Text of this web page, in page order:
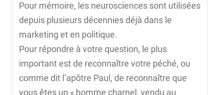
Pour mémoire, les neurosciences sont utilisées
depuis plusieurs décennies déjà dans le
marketing et en politique.
Pour répondre à votre question, le plus
important est de reconnaître votre péché, ou
comme dit l’apôtre Paul, de reconnaître que
vous êtes un « homme charnel, vendu au